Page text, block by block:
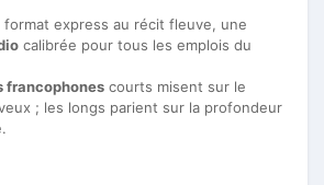
format express au récit fleuve, une
calibrée pour tous les emplois du
francophones courts misent sur le
; les longs parient sur la profondeur